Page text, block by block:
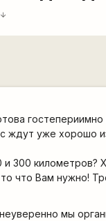
arrow_downward
ждут уже хорошо
300 километров?
что Вам нужно!
мы